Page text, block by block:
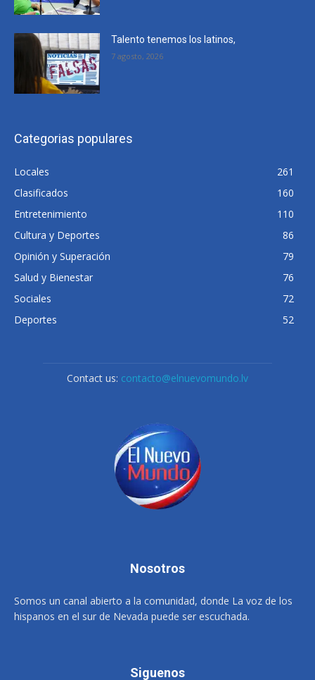
Talento tenemos los latinos,
7 agosto, 2026
Categorias populares
Locales
261
Clasificados
160
Entretenimiento
110
Cultura y Deportes
86
Opinión y Superación
79
Salud y Bienestar
76
Sociales
72
Deportes
52
Contact us: contacto@elnuevomundo.lv
Nosotros
Somos un canal abierto a la comunidad, donde La voz de los
hispanos en el sur de Nevada puede ser escuchada.
Siguenos